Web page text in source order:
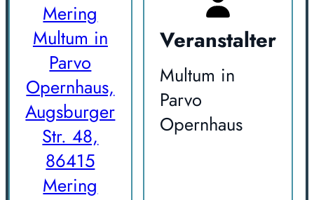
Mering
Multum in
Parvo
Opernhaus,
Augsburger
Str. 48,
86415
Mering
Veranstalter
Multum in
Parvo
Opernhaus